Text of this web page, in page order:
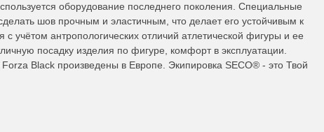
оборудование последнего поколения. Специальные
шов прочным и эластичным, что делает его устойчивым к
учётом антропологических отличий атлетической фигуры и ее
посадку изделия по фигуре, комфорт в эксплуатации.
Black произведены в Европе. Экипировка SECO® - это Твой